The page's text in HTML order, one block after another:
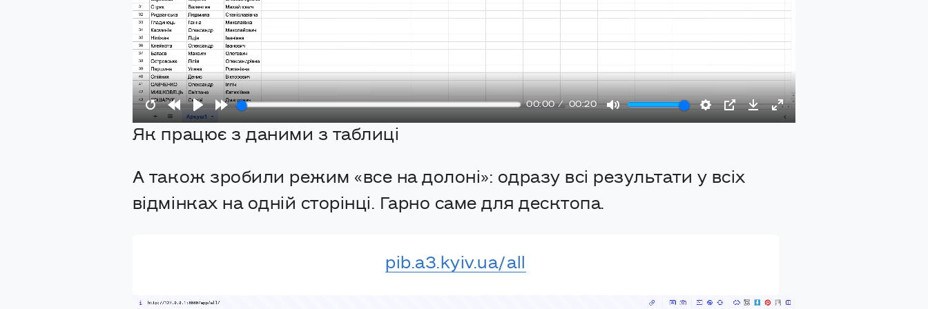
Restart
Rewind
PlayForward
00:00 00:20
Mute Settings
PIPDownload
Enter
Як працює з даними з таблиці
А також зробили режим «все на долоні»: одразу всі результати у всіх
відмінках на одній сторінці. Гарно саме для десктопа.
pib.a3.kyiv.ua/all